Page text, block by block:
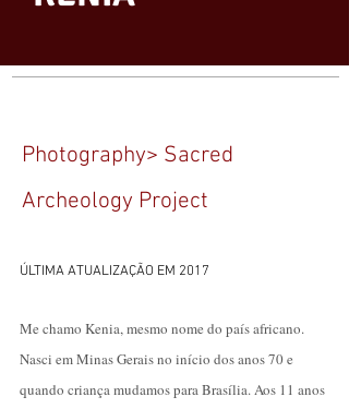
Photography> Sacred
Archeology Project
​ÚLTIMA ATUALIZAÇÃO EM 2017
Me chamo Kenia, mesmo nome do país africano.
Nasci em Minas Gerais no início dos anos 70 e
quando criança mudamos para Brasília. Aos 11 anos